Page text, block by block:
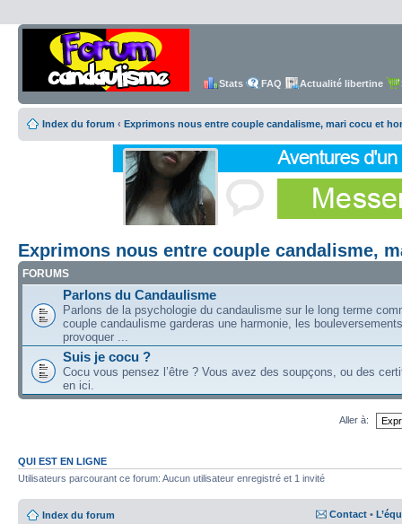
Stats FAQ Actualité libertine
Index du forum ‹ Exprimons nous entre couple candalisme, mari cocu et
Exprimons nous entre couple candalisme,
FORUMS
Parlons du Candaulisme
Parlons de la psychologie du candaulisme sur le long terme
couple candaulisme garderas une harmonie, les
provoquer ...
Suis je cocu ?
Cocu vous pensez l’être ? Vous avez des soupçons, ou des
en ici.
Aller à:
QUI EST EN LIGNE
Utilisateurs parcourant ce forum: Aucun utilisateur enregistré et 1 invité
Index du forum Contact •